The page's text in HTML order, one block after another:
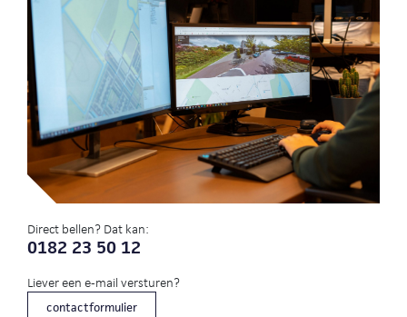
Direct bellen? Dat kan:
0182 23 50 12
Liever een e-mail versturen?
contactformulier